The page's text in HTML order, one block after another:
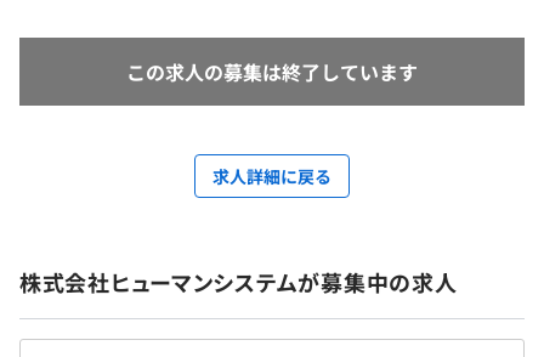
この求人の募集は終了しています
求人詳細に戻る
株式会社ヒューマンシステムが募集中の求人